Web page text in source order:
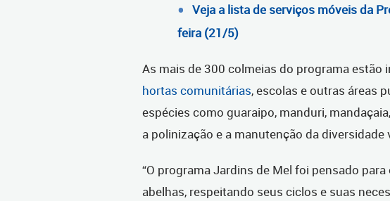
Veja a lista de serviços móveis da
feira (21/5)
As mais de 300 colmeias do programa estão
hortas comunitárias, escolas e outras áreas
espécies como guaraipo, manduri,
a polinização e a manutenção da diversidade
“O programa Jardins de Mel foi pensado
abelhas, respeitando seus ciclos e suas